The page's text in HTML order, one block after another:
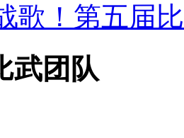
歌！第五届
武团队